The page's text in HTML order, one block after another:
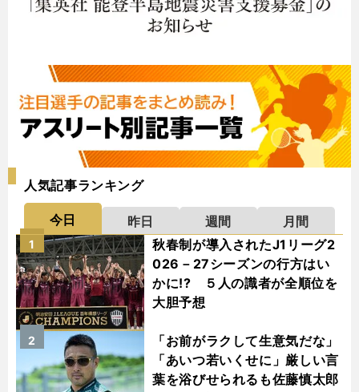
人気記事ランキング
今日 昨日 週間
月間
秋春制が導入されたJ1リーグ2
026－27シーズンの行方はい
かに!? ５人の識者が全順位を
大胆予想
1
「お前がラクして生意気だな」
「あいつ若いくせに」厳しい言
葉を浴びせられるも佐藤慎太郎
2